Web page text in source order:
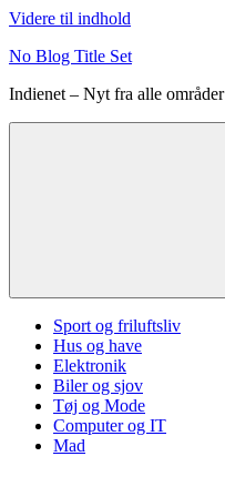
Videre til indhold
No Blog Title Set
Indienet – Nyt fra alle områder
Sport og friluftsliv
Hus og have
Elektronik
Biler og sjov
Tøj og Mode
Computer og IT
Mad